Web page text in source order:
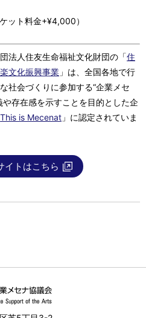
ット料金+¥4,000）
法人住友生命福祉文化財団の「住
文化振興事業 」は、全国各地で行
社会づくりに参加する“企業メセ
存在感を示すことを目的とした企
This is Mecenat 」に認定されていま
イトはこちら